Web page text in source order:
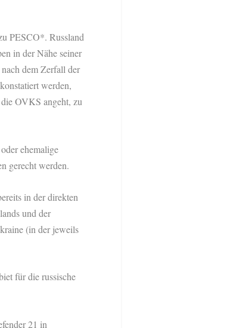
PESCO*. Russland
in der Nähe seiner
dem Zerfall der
werden,
OVKS angeht, zu
ehemalige
gerecht werden.
in der direkten
und der
(in der jeweils
für die russische
21 in